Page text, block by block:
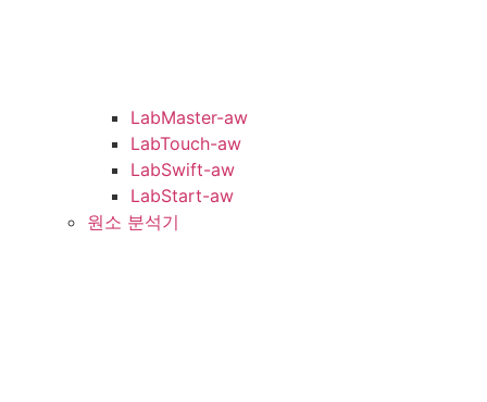
LabMaster-aw
LabTouch-aw
LabSwift-aw
LabStart-aw
원소 분석기